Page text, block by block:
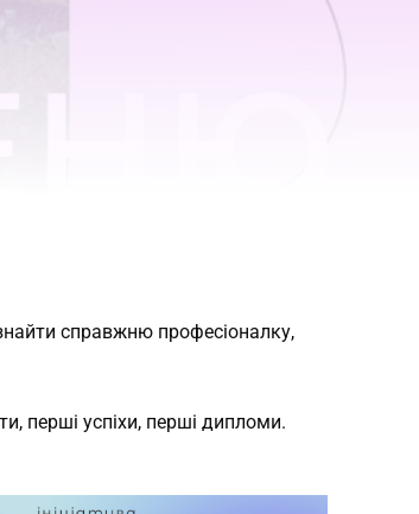
справжню професіоналку,
перші успіхи, перші дипломи.